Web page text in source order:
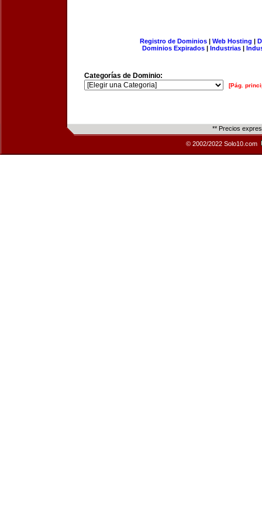
Registro de Dominios| Web Hosting |
Dominios Expirados | Industrias |
Categorías de Dominio:
[Pág.
** Precios
© 2002/2022 Solo10.com